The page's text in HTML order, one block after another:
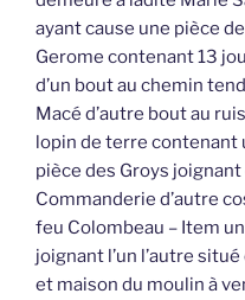
ayant cause une pièce
Gerome contenant 13
d’un bout au chemin
Macé d’autre bout au
lopin de terre contenant
pièce des Groys
Commanderie d’autre
feu Colombeau – Item
joignant l’un l’autre
et maison du moulin à